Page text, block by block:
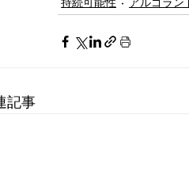
記事